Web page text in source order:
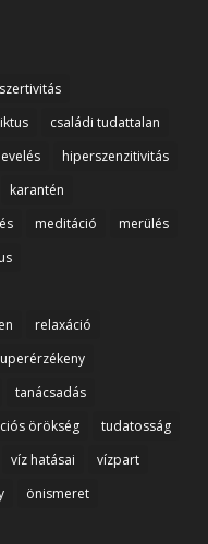
családi tudattalan
hiperszenzitivitás
karantén
meditáció
merülés
relaxáció
tanácsadás
örökség
tudatosság
víz hatásai
vízpart
önismeret